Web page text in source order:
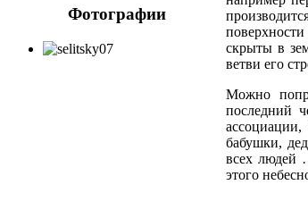
скрыты в
ветви его
Можно
последний
бабушки,
всех людей
этого
Фотографии